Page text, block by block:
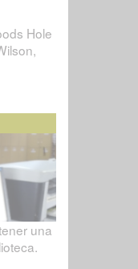
Hole
una